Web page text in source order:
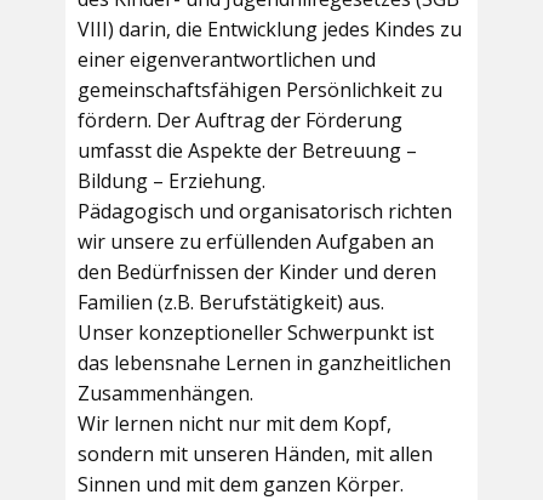
VIII) darin, die Entwicklung jedes Kindes zu
einer eigenverantwortlichen und
gemeinschaftsfähigen Persönlichkeit zu
fördern. Der Auftrag der Förderung
umfasst die Aspekte der Betreuung –
Bildung – Erziehung.
Pädagogisch und organisatorisch richten
wir unsere zu erfüllenden Aufgaben an
den Bedürfnissen der Kinder und deren
Familien (z.B. Berufstätigkeit) aus.
Unser konzeptioneller Schwerpunkt ist
das lebensnahe Lernen in ganzheitlichen
Zusammenhängen.
Wir lernen nicht nur mit dem Kopf,
sondern mit unseren Händen, mit allen
Sinnen und mit dem ganzen Körper.